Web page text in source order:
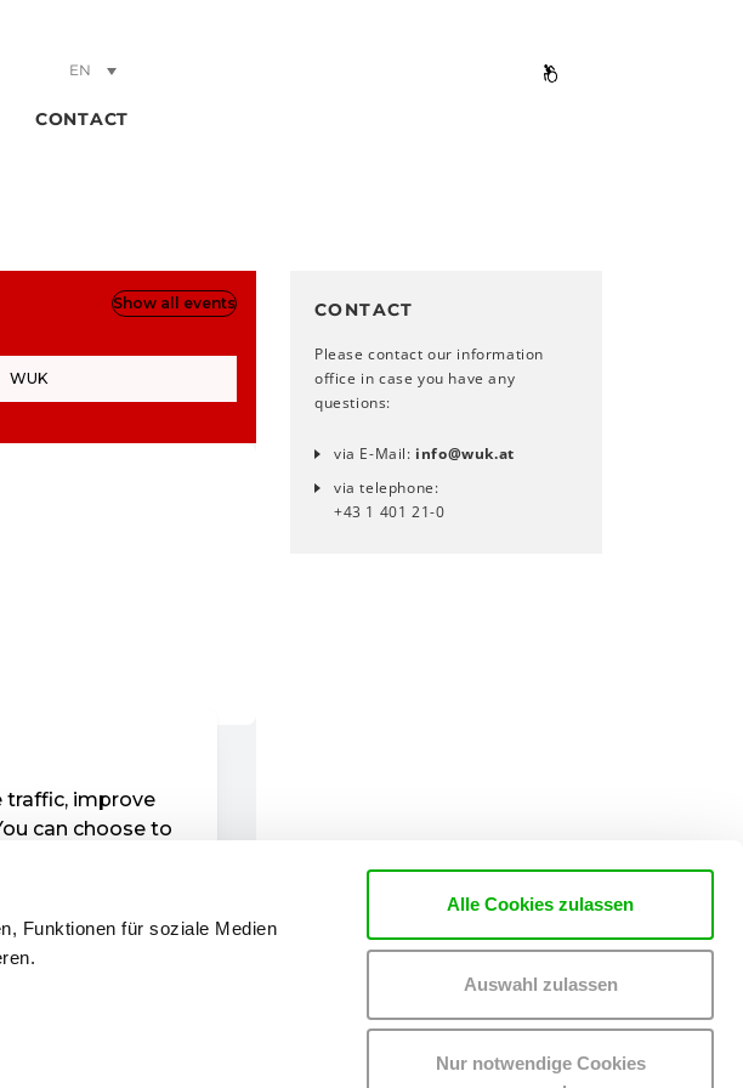
Funktionen für soziale Medien
Alle Cookies zulassen
Auswahl zulassen
Nur notwendige Cookies
EN
CONTACT
CONTACT
Please contact our information
office in case you have any
questions:
via E-Mail: info@wuk.at
via telephone:
+43 1 401 21-0